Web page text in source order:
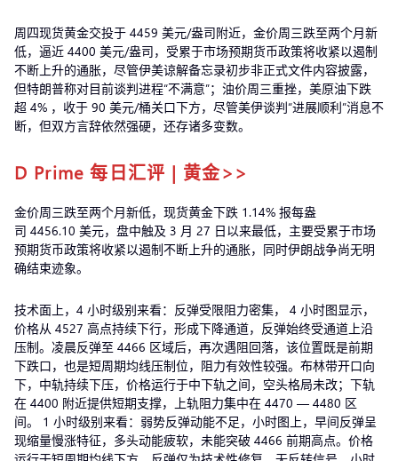
周四现货黄金交投于 4459 美元/盎司附近，金价周三跌至两个月新
低，逼近 4400 美元/盎司，受累于市场预期货币政策将收紧以遏制
不断上升的通胀，尽管伊美谅解备忘录初步非正式文件内容披露，
但特朗普称对目前谈判进程“不满意”；油价周三重挫，美原油下跌
超 4% ，收于 90 美元/桶关口下方，尽管美伊谈判“进展顺利”消息不
断，但双方言辞依然强硬，还存诸多变数。
D Prime 每日汇评 | 黄金>>
金价周三跌至两个月新低，现货黄金下跌 1.14% 报每盎
司 4456.10 美元，盘中触及 3 月 27 日以来最低，主要受累于市场
预期货币政策将收紧以遏制不断上升的通胀，同时伊朗战争尚无明
确结束迹象。
技术面上，4 小时级别来看：反弹受限阻力密集， 4 小时图显示，
价格从 4527 高点持续下行，形成下降通道，反弹始终受通道上沿
压制。凌晨反弹至 4466 区域后，再次遇阻回落，该位置既是前期
下跌口，也是短周期均线压制位，阻力有效性较强。布林带开口向
下，中轨持续下压，价格运行于中下轨之间，空头格局未改；下轨
在 4400 附近提供短期支撑，上轨阻力集中在 4470 — 4480 区
间。 1 小时级别来看：弱势反弹动能不足，小时图上，早间反弹呈
现缩量慢涨特征，多头动能疲软，未能突破 4466 前期高点。价格